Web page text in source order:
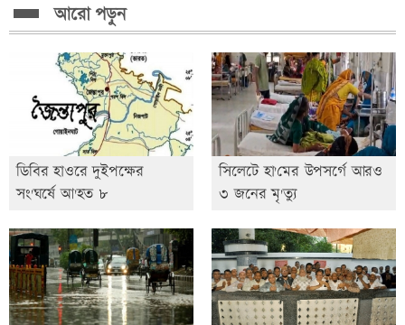
আরো পড়ুন
ডিবির হাওরে দুইপক্ষের
সং'ঘর্ষে আ'হত ৮
সিলেটে হা'মের উপসর্গে আরও
৩ জনের মৃ'ত্যু